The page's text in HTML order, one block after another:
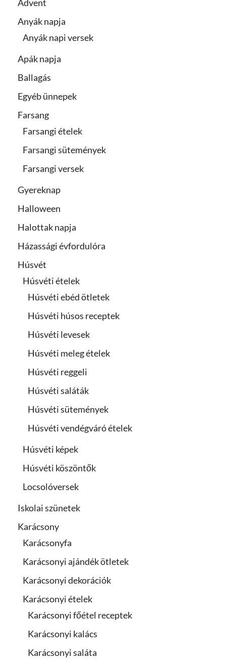
Advent
Anyák napja
Anyák napi versek
Apák napja
Ballagás
Egyéb ünnepek
Farsang
Farsangi ételek
Farsangi sütemények
Farsangi versek
Gyereknap
Halloween
Halottak napja
Házassági évfordulóra
Húsvét
Húsvéti ételek
Húsvéti ebéd ötletek
Húsvéti húsos receptek
Húsvéti levesek
Húsvéti meleg ételek
Húsvéti reggeli
Húsvéti saláták
Húsvéti sütemények
Húsvéti vendégváró ételek
Húsvéti képek
Húsvéti köszöntők
Locsolóversek
Iskolai szünetek
Karácsony
Karácsonyfa
Karácsonyi ajándék ötletek
Karácsonyi dekorációk
Karácsonyi ételek
Karácsonyi főétel receptek
Karácsonyi kalács
Karácsonyi saláta